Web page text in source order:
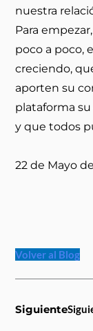
nuestra
Para
poco a poco,
creciendo,
aporten su
plataforma
y que todos
22 de Mayo
Volver al Blog
Siguiente